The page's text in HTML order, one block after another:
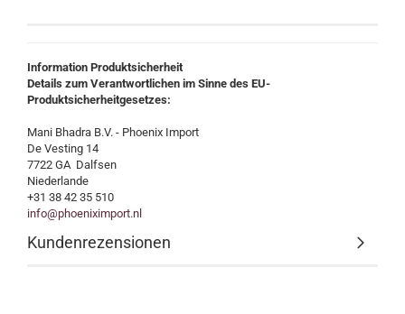
Information Produktsicherheit
Details zum Verantwortlichen im Sinne des EU-
Produktsicherheitgesetzes:
Mani Bhadra B.V. - Phoenix Import
De Vesting 14
7722 GA Dalfsen
Niederlande
+31 38 42 35 510
info@phoeniximport.nl
Kundenrezensionen